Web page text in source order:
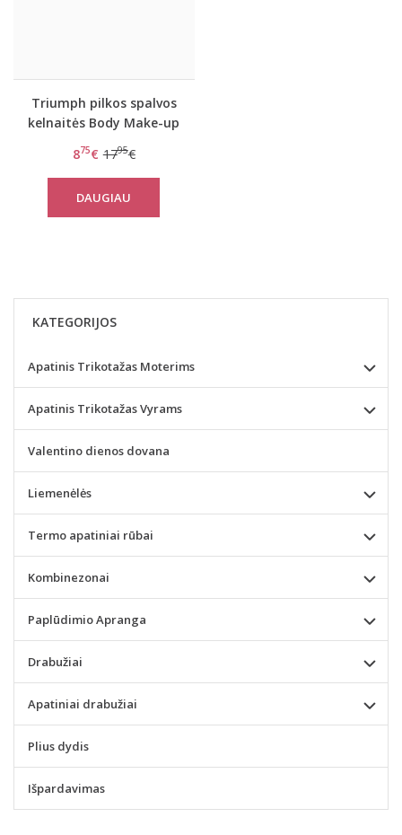
Triumph pilkos spalvos
kelnaitės Body Make-up
875€ 1795€
DAUGIAU
KATEGORIJOS
Apatinis Trikotažas Moterims
Apatinis Trikotažas Vyrams
Valentino dienos dovana
Liemenėlės
Termo apatiniai rūbai
Kombinezonai
Paplūdimio Apranga
Drabužiai
Apatiniai drabužiai
Plius dydis
Išpardavimas